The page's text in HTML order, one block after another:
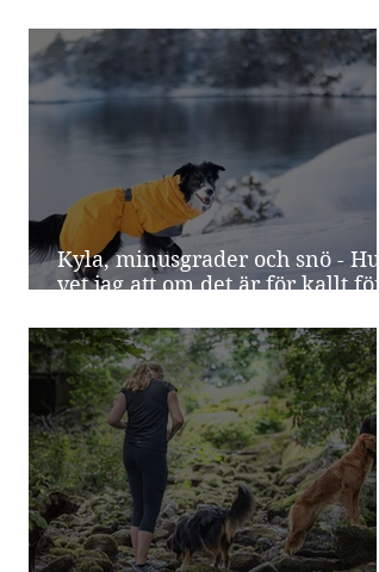
Kyla, minusgrader och snö - Hur
vet jag att om det är för kallt för